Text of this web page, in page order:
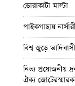
ডোরাকাটা মাল্টা
পাইকগাছায়
বিশ্ব জুড়ে
নিত্য প্রয়োজনীয়
ঐক্য